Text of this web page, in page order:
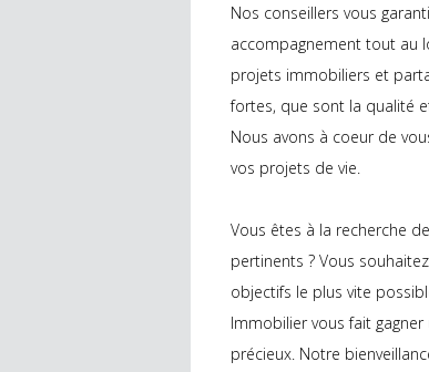
Nos conseillers vous
accompagnement tout au
projets immobiliers et
fortes, que sont la qualité
Nous avons à coeur de
vos projets de vie.
Vous êtes à la recherche
pertinents ? Vous
objectifs le plus vite
Immobilier vous fait
précieux. Notre